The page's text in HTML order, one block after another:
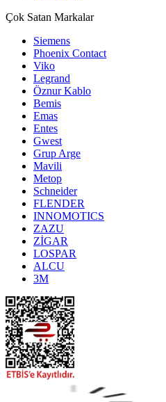
Çok Satan Markalar
Siemens
Phoenix Contact
Viko
Legrand
Öznur Kablo
Bemis
Emas
Entes
Gwest
Grup Arge
Mavili
Metop
Schneider
FLENDER
INNOMOTICS
ZAZU
ZİGAR
LOSPAR
ALCU
3M